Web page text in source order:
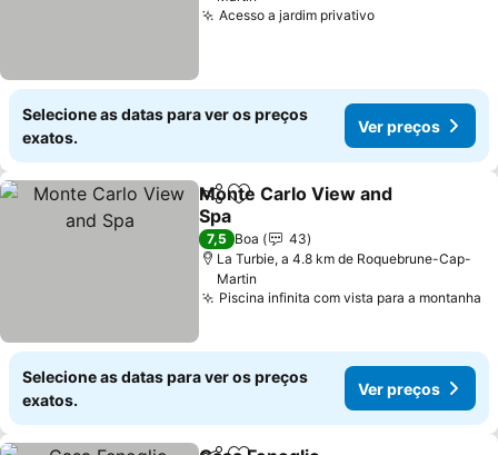
Acesso a jardim privativoVer preços
Selecione as datas para ver os preços
exatos.
Ver preços
PartilharAdicionar aos favoritos
Monte Carlo View and
Spa
Ver preços
7,5 Boa
43
La Turbie, a 4.8 km de Roquebrune-Cap-
Martin
Piscina infinita com vista para a montanha
Selecione as datas para ver os preços
exatos.
Ver preços